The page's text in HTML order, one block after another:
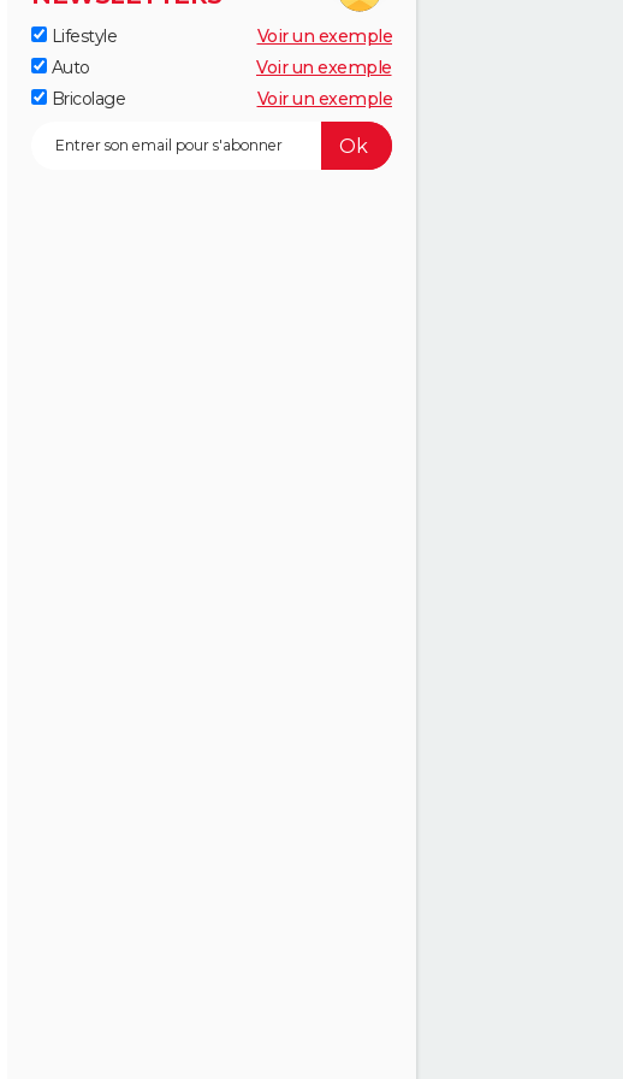
Lifestyle
Voir un exemple
Auto
Voir un exemple
Bricolage
Voir un exemple